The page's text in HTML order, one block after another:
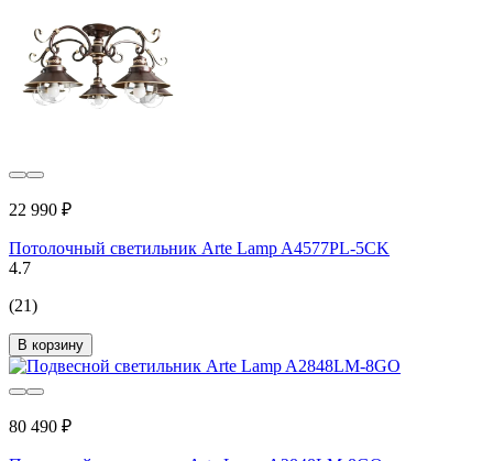
22 990 ₽
Потолочный светильник Arte Lamp A4577PL-5CK
4.7
(21)
В корзину
80 490 ₽